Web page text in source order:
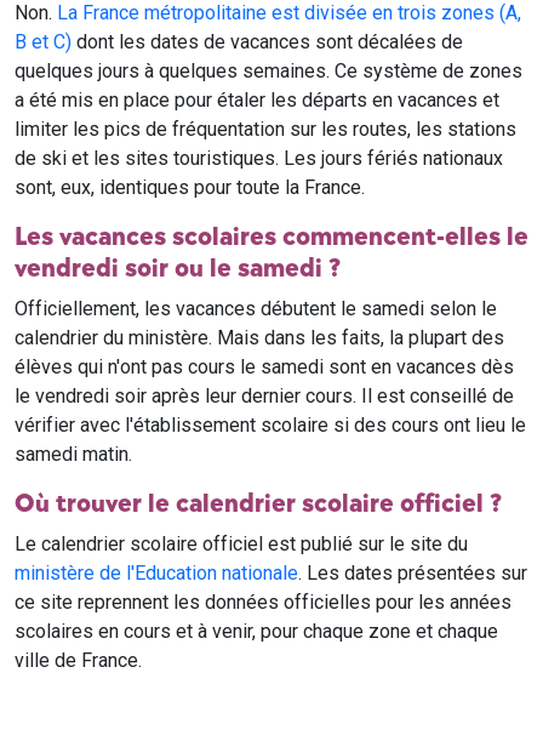
Non. La France métropolitaine est divisée en trois zones (A,
B et C) dont les dates de vacances sont décalées de
quelques jours à quelques semaines. Ce système de zones
a été mis en place pour étaler les départs en vacances et
limiter les pics de fréquentation sur les routes, les stations
de ski et les sites touristiques. Les jours fériés nationaux
sont, eux, identiques pour toute la France.
Les vacances scolaires commencent-elles le
vendredi soir ou le samedi ?
Officiellement, les vacances débutent le samedi selon le
calendrier du ministère. Mais dans les faits, la plupart des
élèves qui n'ont pas cours le samedi sont en vacances dès
le vendredi soir après leur dernier cours. Il est conseillé de
vérifier avec l'établissement scolaire si des cours ont lieu le
samedi matin.
Où trouver le calendrier scolaire officiel ?
Le calendrier scolaire officiel est publié sur le site du
ministère de l'Education nationale. Les dates présentées sur
ce site reprennent les données officielles pour les années
scolaires en cours et à venir, pour chaque zone et chaque
ville de France.